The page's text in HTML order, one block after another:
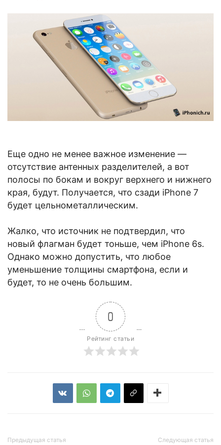
Еще одно не менее важное изменение —
отсутствие антенных разделителей, а вот
полосы по бокам и вокруг верхнего и нижнего
края, будут. Получается, что сзади iPhone 7
будет цельнометаллическим.
Жалко, что источник не подтвердил, что
новый флагман будет тоньше, чем iPhone 6s.
Однако можно допустить, что любое
уменьшение толщины смартфона, если и
будет, то не очень большим.
0
Рейтинг статьи
Предыдущая статья Следующая статья